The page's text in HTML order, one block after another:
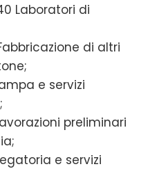
Laboratori di
di altri
e servizi
preliminari
e servizi